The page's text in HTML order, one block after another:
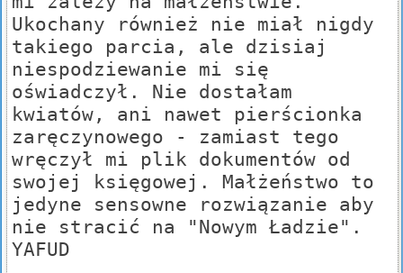
Ukochany również nie miał nigdy
takiego parcia, ale dzisiaj
niespodziewanie mi się
oświadczył. Nie dostałam
kwiatów, ani nawet pierścionka
zaręczynowego - zamiast tego
wręczył mi plik dokumentów od
swojej księgowej. Małżeństwo to
jedyne sensowne rozwiązanie aby
nie stracić na "Nowym Ładzie".
YAFUD